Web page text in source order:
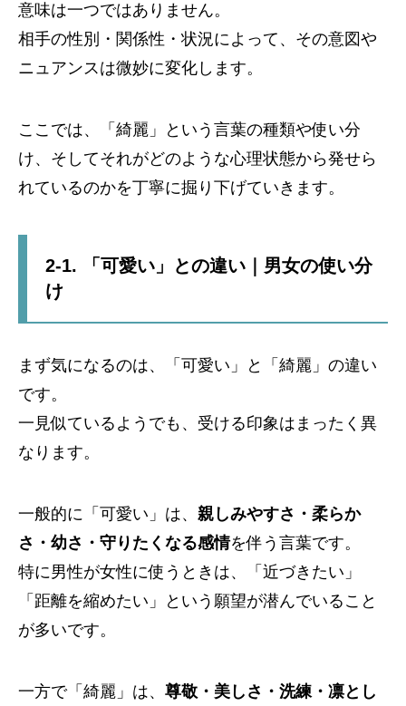
意味は一つではありません。
相手の性別・関係性・状況によって、その意図や
ニュアンスは微妙に変化します。
ここでは、「綺麗」という言葉の種類や使い分
け、そしてそれがどのような心理状態から発せら
れているのかを丁寧に掘り下げていきます。
2-1. 「可愛い」との違い｜男女の使い分
け
まず気になるのは、「可愛い」と「綺麗」の違い
です。
一見似ているようでも、受ける印象はまったく異
なります。
一般的に「可愛い」は、 親しみやすさ・柔らか
さ・幼さ・守りたくなる感情を伴う言葉です。
特に男性が女性に使うときは、「近づきたい」
「距離を縮めたい」という願望が潜んでいること
が多いです。
一方で「綺麗」は、 尊敬・美しさ・洗練・凛とし